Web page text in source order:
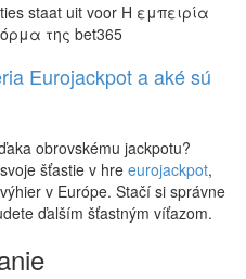
staat uit voor H εμπειρία
της bet365
Eurojackpot a aké sú
obrovskému jackpotu?
šťastie v hre eurojackpot,
v Európe. Stačí si správne
ďalším šťastným víťazom.